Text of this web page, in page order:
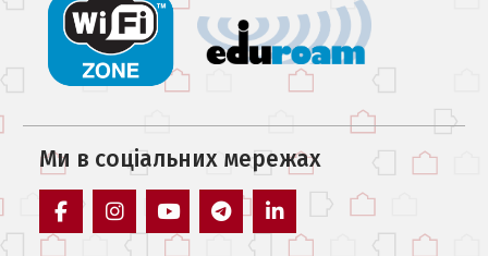
Ми в соцiальних мережах
facebook instagramyoutube telegram linkedin